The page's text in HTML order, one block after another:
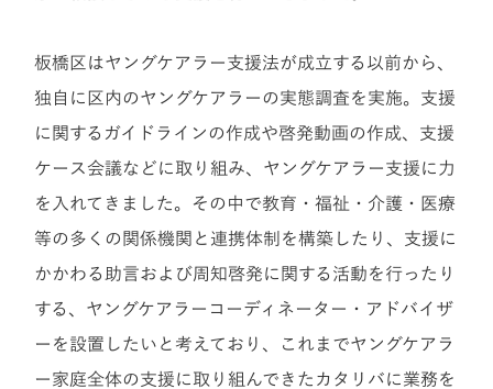
板橋区はヤングケアラー支援法が成立する以前から、
独自に区内のヤングケアラーの実態調査を実施。支援
に関するガイドラインの作成や啓発動画の作成、支援
ケース会議などに取り組み、ヤングケアラー支援に力
を入れてきました。その中で教育・福祉・介護・医療
等の多くの関係機関と連携体制を構築したり、支援に
かかわる助言および周知啓発に関する活動を行ったり
する、ヤングケアラーコーディネーター・アドバイザ
ーを設置したいと考えており、これまでヤングケアラ
ー家庭全体の支援に取り組んできたカタリバに業務を